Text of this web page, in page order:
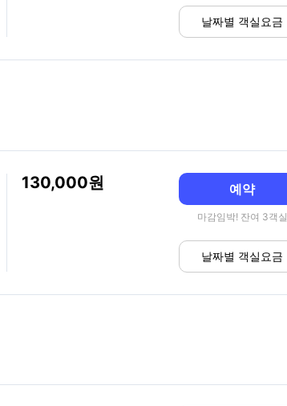
날짜별 객실요금
130,000 예약
마감임박! 잔여 3객실
날짜별 객실요금